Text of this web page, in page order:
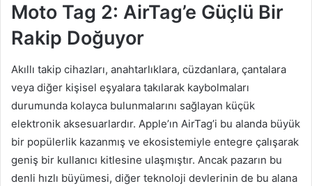
Moto Tag 2: AirTag’e Güçlü Bir
Rakip Doğuyor
Akıllı takip cihazları, anahtarlıklara, cüzdanlara, çantalara
veya diğer kişisel eşyalara takılarak kaybolmaları
durumunda kolayca bulunmalarını sağlayan küçük
elektronik aksesuarlardır. Apple’ın AirTag’i bu alanda büyük
bir popülerlik kazanmış ve ekosistemiyle entegre çalışarak
geniş bir kullanıcı kitlesine ulaşmıştır. Ancak pazarın bu
denli hızlı büyümesi, diğer teknoloji devlerinin de bu alana